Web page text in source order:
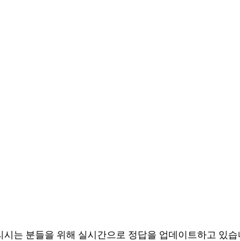
는 분들을 위해 실시간으로 정답을 업데이트하고 있